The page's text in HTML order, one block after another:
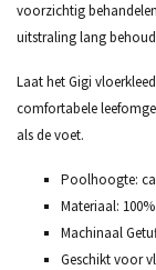
voorzichtig
uitstraling lang
Laat het Gigi
comfortabele
als de voet.
Poolhoogte:
Materiaal:
Machinaal
Geschikt voor